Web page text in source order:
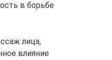
в борьбе
лица,
влияние